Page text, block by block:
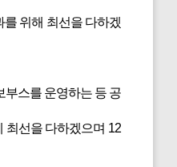
위해 최선을 다하겠
부스를 운영하는 등 공
최선을 다하겠으며 12